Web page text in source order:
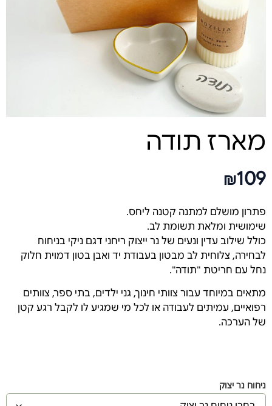
מארז תודה
₪109
פתרון מושלם למתנה קטנה ליחס.
שימושית ומלאת תשומת לב.
כולל שילוב עדין ונעים של נר ייצוק ריחני דגם ניקי בניחוח
לבחירה, צלוחית לב מבטון בעבודת יד ואבן בטון דמוית חלוק
נחל עם חריטת "תודה".
מתאים במיוחד עבור צוותי חינוך, גני ילדים, בתי ספר, צוותים
רפואיים, עמיתים לעבודה או לכל מי שמגיע לו לקבל רגע קטן
של הערכה.
ניחוח נר יצוק